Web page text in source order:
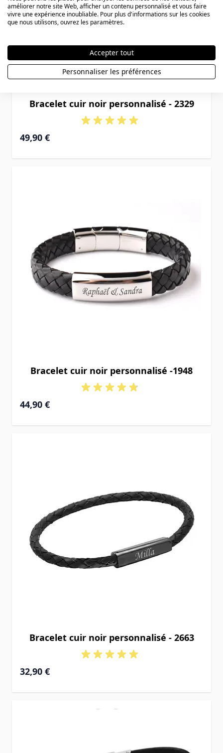
Bracelet cuir noir personnalisé - 2329
49,90 €
Bracelet cuir noir personnalisé -1948
44,90 €
Bracelet cuir noir personnalisé - 2663
32,90 €
améliorer notre site Web, afficher un contenu personnalisé et vous faire
vivre une expérience inoubliable. Pour plus d'informations sur les cookies
que nous utilisons, ouvrez les paramètres.
Accepter tout
Personnaliser les préférences